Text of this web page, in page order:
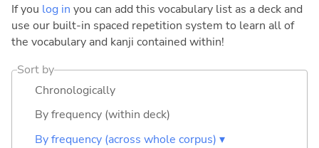
If you log in you can add this vocabulary list as a deck and
use our built-in spaced repetition system to learn all of
the vocabulary and kanji contained within!
Sort by
Chronologically
By frequency (within deck)
By frequency (across whole corpus) ▾